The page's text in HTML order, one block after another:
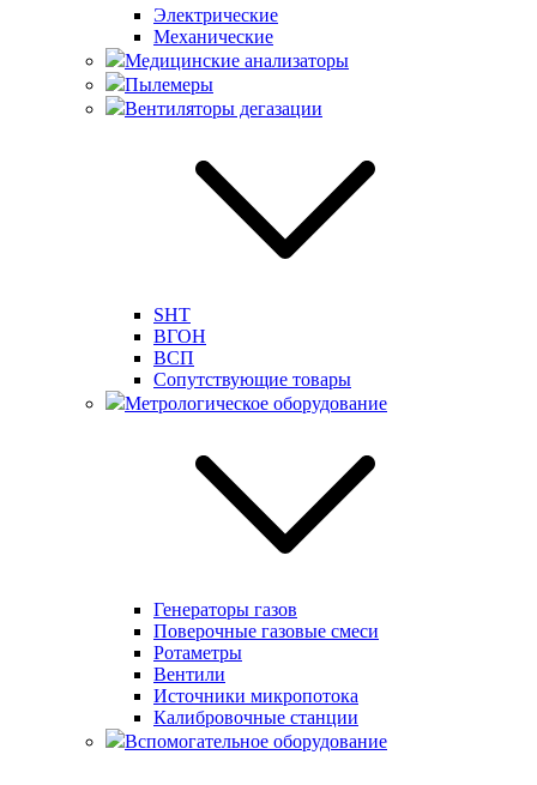
Электрические
Механические
Медицинские анализаторы
Пылемеры
Вентиляторы дегазации
SHT
ВГОН
ВСП
Сопутствующие товары
Метрологическое оборудование
Генераторы газов
Поверочные газовые смеси
Ротаметры
Вентили
Источники микропотока
Калибровочные станции
Вспомогательное оборудование